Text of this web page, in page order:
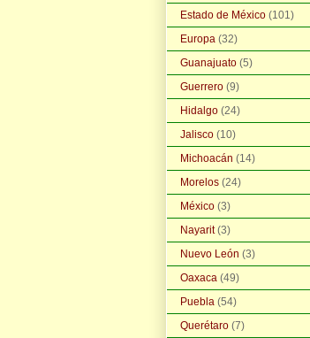
Estado de México (101)
Europa (32)
Guanajuato (5)
Guerrero (9)
Hidalgo (24)
Jalisco (10)
Michoacán (14)
Morelos (24)
México (3)
Nayarit (3)
Nuevo León (3)
Oaxaca (49)
Puebla (54)
Querétaro (7)